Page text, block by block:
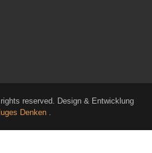
reserved. Design & Entwicklung
Denken